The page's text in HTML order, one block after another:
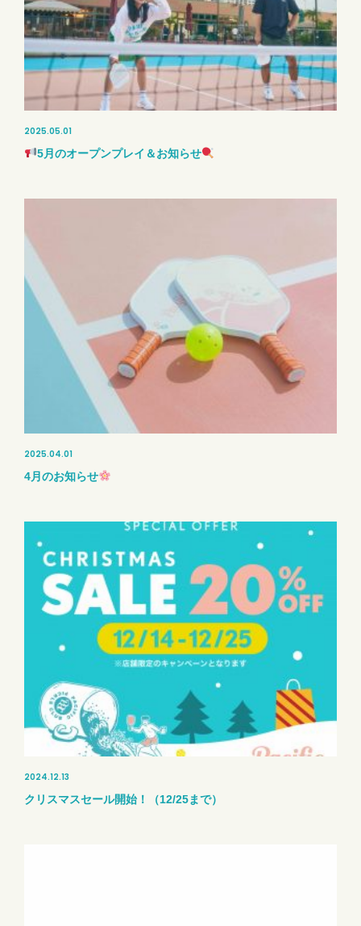
2025.05.01
5月のオープンプレイ＆お知らせ
2025.04.01
4月のお知らせ
2024.12.13
クリスマスセール開始！（12/25まで）